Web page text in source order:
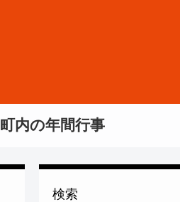
町内の年間行事
検索